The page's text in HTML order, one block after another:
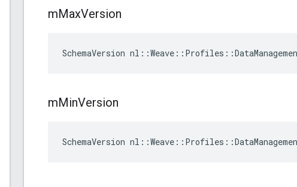
mMaxVersion
SchemaVersion
mMinVersion
SchemaVersion